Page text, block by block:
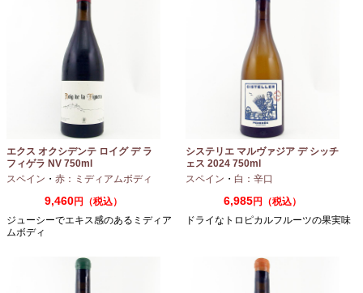
エクス オクシデンテ ロイグ デ ラ
フィゲラ NV 750ml
（2022/2023）
スペイン ・ 赤：ミディアムボディ
9,460円（税込）
ジューシーでエキス感のあるミディア
ムボディ
システリエ マルヴァジア デ シッチ
ェス 2024 750ml
スペイン ・ 白：辛口
6,985円（税込）
ドライなトロピカルフルーツの果実味